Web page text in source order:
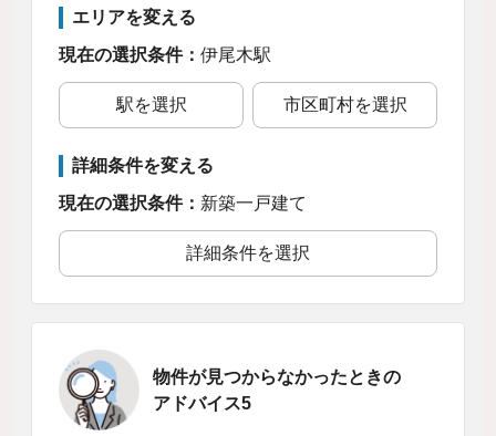
エリアを変える
現在の選択条件： 伊尾木駅
駅を選択 市区町村を選択
詳細条件を変える
現在の選択条件： 新築一戸建て
詳細条件を選択
物件が見つからなかったときの
アドバイス5